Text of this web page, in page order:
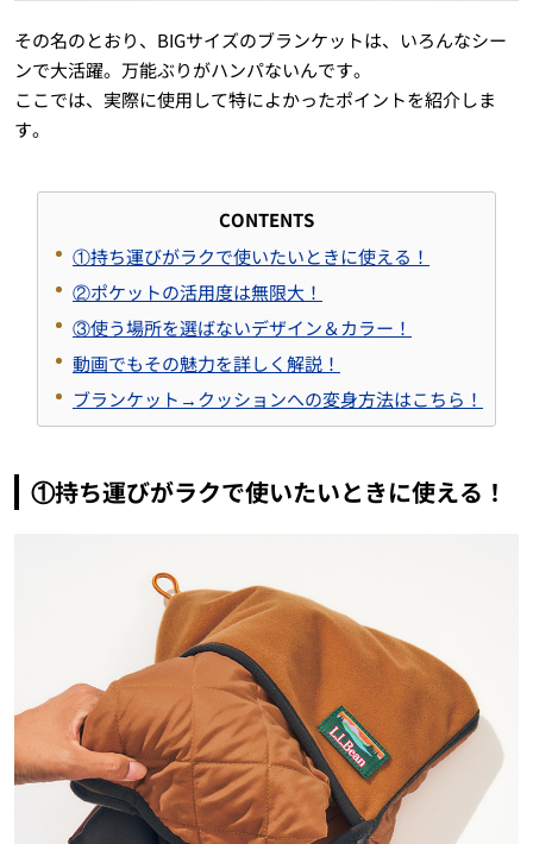
その名のとおり、BIGサイズのブランケットは、いろんなシー
ンで大活躍。万能ぶりがハンパないんです。
ここでは、実際に使用して特によかったポイントを紹介しま
す。
CONTENTS
①持ち運びがラクで使いたいときに使える！
②ポケットの活用度は無限大！
③使う場所を選ばないデザイン＆カラー！
動画でもその魅力を詳しく解説！
ブランケット→クッションへの変身方法はこちら！
①持ち運びがラクで使いたいときに使える！